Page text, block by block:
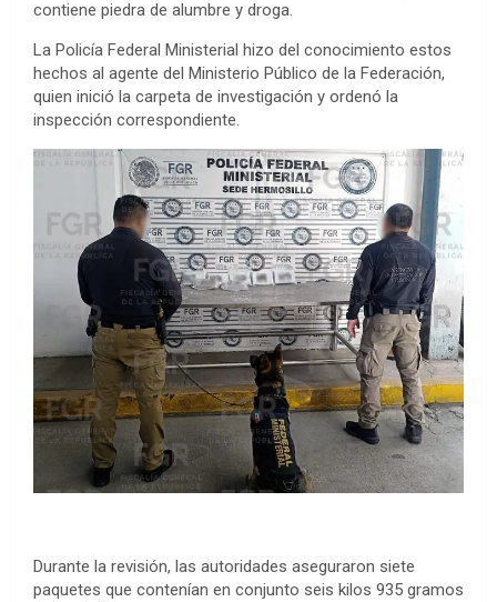
contiene piedra de alumbre y droga.
La Policía Federal Ministerial hizo del conocimiento estos
hechos al agente del Ministerio Público de la Federación,
quien inició la carpeta de investigación y ordenó la
inspección correspondiente.
Durante la revisión, las autoridades aseguraron siete
paquetes que contenían en conjunto seis kilos 935 gramos